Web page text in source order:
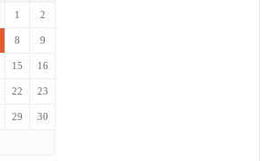
1
2
8 9
15 16
22 23
29 30